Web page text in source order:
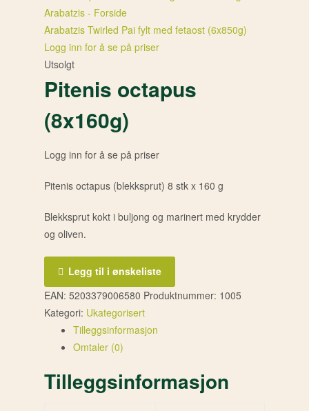
Arabatzis Twirled Pai fylt med fetaost (6x850g)
Logg inn for å se på priser
Utsolgt
Pitenis octapus
(8x160g)
Logg inn for å se på priser
Pitenis octapus (blekksprut) 8 stk x 160 g
Blekksprut kokt i buljong og marinert med krydder
og oliven.
Legg til i ønskeliste
EAN: 5203379006580 Produktnummer: 1005
Kategori: Ukategorisert
Tilleggsinformasjon
Omtaler (0)
Tilleggsinformasjon